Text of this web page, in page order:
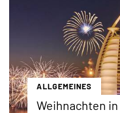
Dhabi, Dubai,
Ajman einen
finden im ganzen
zu Ehren der
die wichtigsten,
...mehr erfahren
ALLGEMEINES
Weihnachten